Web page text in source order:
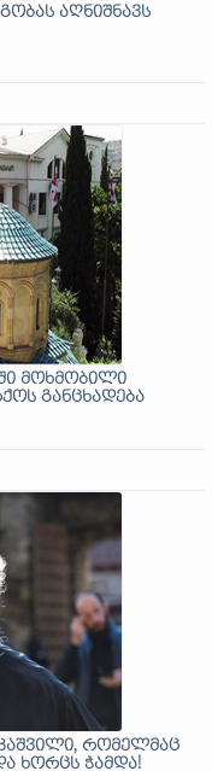
აღნიშნავს
მოხმობილი
განცხადება
რომელმაც
ხორცს ჭამდა!